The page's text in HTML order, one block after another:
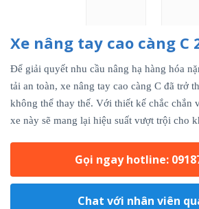
Xe nâng tay cao càng C
Để giải quyết nhu cầu nâng hạ hàng hóa
tải an toàn, xe nâng tay cao càng C đã trở
không thể thay thế. Với thiết kế chắc chắn
xe này sẽ mang lại hiệu suất vượt trội cho
Gọi ngay hotline:
Chat với nhân viên